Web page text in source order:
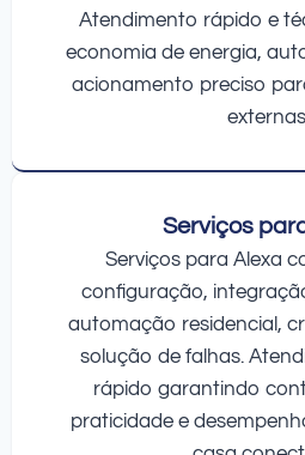
Atendimento rápido e
economia de energia,
acionamento preciso
Serviços
Serviços para Alexa
configuração,
automação residencial,
solução de falhas.
rápido garantindo
praticidade e